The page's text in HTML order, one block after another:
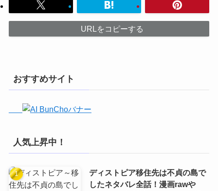
URLをコピーする
おすすめサイト
人気上昇中！
ディストピア移住先は不貞の島で
したネタバレ全話！漫画rawや